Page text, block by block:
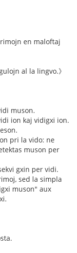
en maloftaj
al la lingvo.》
muson.
ion kaj vidigxi ion.
pri la vido: ne
muson per
gxin per vidi.
sed la simpla
muson" aux